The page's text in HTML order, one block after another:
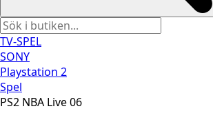
TV-SPEL
SONY
Playstation 2
Spel
PS2 NBA Live 06